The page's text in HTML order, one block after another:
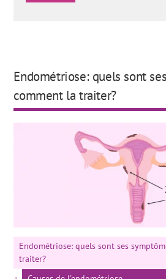
Endométriose: quels sont
comment la traiter?
Endométriose: quels sont ses
traiter?